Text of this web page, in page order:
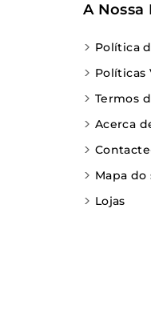
A Nossa
Política
Políticas
Termos
Acerca
Mapa do
Lojas